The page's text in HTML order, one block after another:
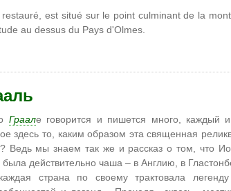
est situé sur le point culminant de la
au dessus du Pays d'Olmes.
Граале говорится и пишется много, каждый
здесь то, каким образом эта священная
Ведь мы знаем так же и рассказ о том, что
действительно чаша – в Англию, в
страна по своему трактовала